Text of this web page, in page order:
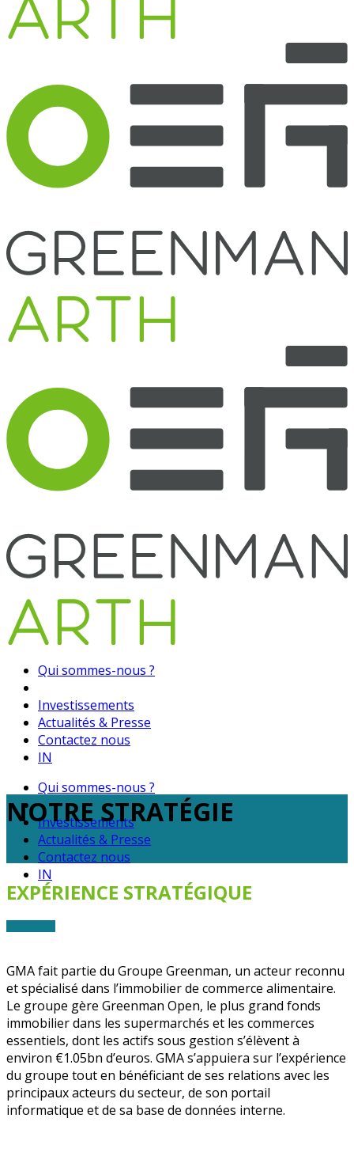
Qui sommes-nous ?
Investissements
Actualités & Presse
Contactez nous
IN
Qui sommes-nous ?
Investissements
Actualités & Presse
Contactez nous
IN
NOTRE STRATÉGIE
EXPÉRIENCE STRATÉGIQUE
GMA fait partie du Groupe Greenman, un acteur reconnu
et spécialisé dans l’immobilier de commerce alimentaire.
Le groupe gère Greenman Open, le plus grand fonds
immobilier dans les supermarchés et les commerces
essentiels, dont les actifs sous gestion s’élèvent à
environ €1.05bn d’euros. GMA s’appuiera sur l’expérience
du groupe tout en bénéficiant de ses relations avec les
principaux acteurs du secteur, de son portail
informatique et de sa base de données interne.